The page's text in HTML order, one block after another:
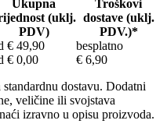
Ukupna
(uklj.
PDV)
Troškovi
dostave (uklj.
PDV.)*
€ 49,90
besplatno
€ 0,00
€ 6,90
​​dostavu. Dodatni
veličine ili svojstava
izravno u opisu proizvoda.